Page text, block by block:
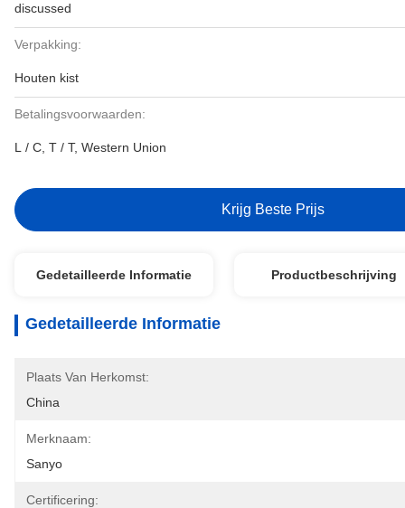
discussed
Verpakking:
Houten kist
Betalingsvoorwaarden:
L / C, T / T, Western Union
Krijg Beste Prijs
Gedetailleerde Informatie Productbeschrijving
Gedetailleerde Informatie
Plaats Van Herkomst:
China
Merknaam:
Sanyo
Certificering: